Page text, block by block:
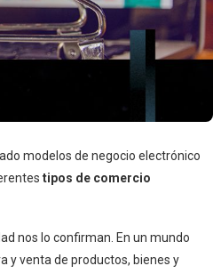
modelos de negocio electrónico
tipos de comercio
nos lo confirman. En un mundo
y venta de productos, bienes y